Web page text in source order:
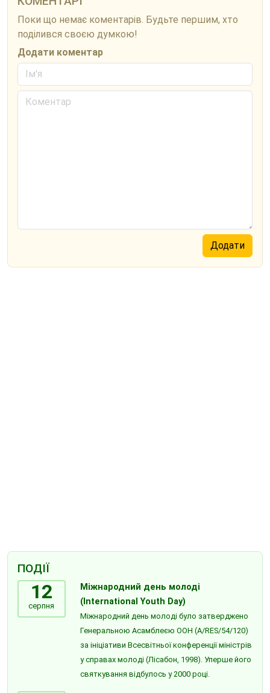
Поки що немає коментарів. Будьте першим, хто
поділився своєю думкою!
Додати коментар
ПОДІЇ
12
серпня
Міжнародний день молоді
(International Youth Day)
Міжнародний день молоді було затверджено
Генеральною Асамблеєю ООН (A/RES/54/120)
за ініціативи Всесвітньої конференції міністрів
у справах молоді (Лісабон, 1998). Уперше його
святкування відбулось у 2000 році.